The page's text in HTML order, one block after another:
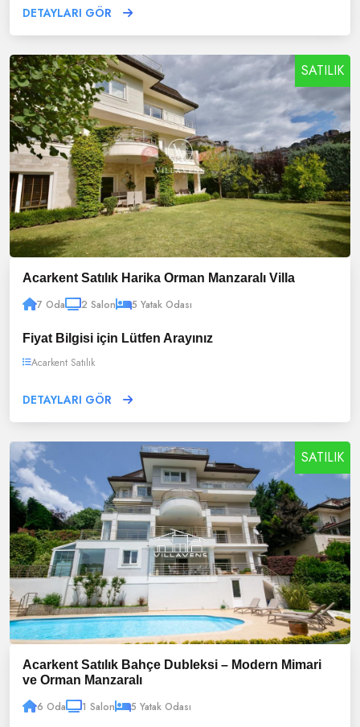
DETAYLARI GÖR
SATILIK
Acarkent Satılık Harika Orman Manzaralı Villa
7 Oda 2 Salon 5 Yatak Odası
Fiyat Bilgisi için Lütfen Arayınız
Acarkent Satılık
DETAYLARI GÖR
SATILIK
Acarkent Satılık Bahçe Dubleksi – Modern Mimari
ve Orman Manzaralı
6 Oda 1 Salon 5 Yatak Odası